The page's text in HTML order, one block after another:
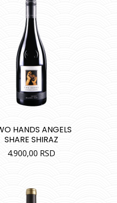
HANDS ANGELS
SHARE SHIRAZ
4.900,00 RSD